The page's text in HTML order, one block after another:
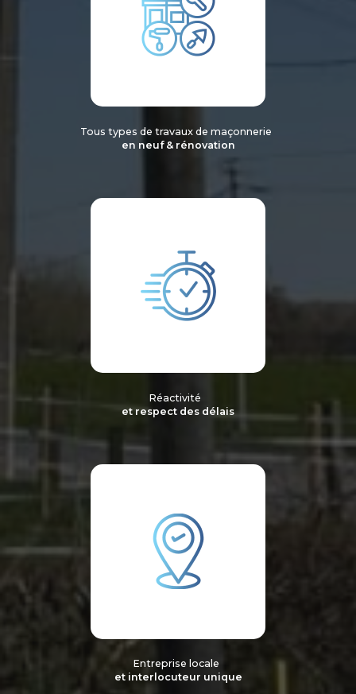
Tous types de travaux de maçonnerie
en neuf & rénovation
Réactivité
et respect des délais
Entreprise locale
et interlocuteur unique